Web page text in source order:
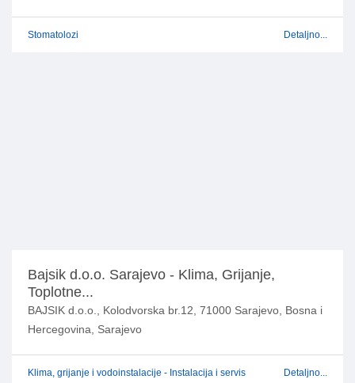
Stomatolozi Detaljno...
Bajsik d.o.o. Sarajevo - Klima, Grijanje,
Toplotne...
BAJSIK d.o.o., Kolodvorska br.12, 71000 Sarajevo, Bosna i
Hercegovina, Sarajevo
Klima, grijanje i vodoinstalacije - Instalacija i servis Detaljno...